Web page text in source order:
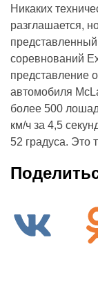
Никаких
разглашается,
соревнований
представление
автомобиля
более 500
км/ч за 4,5
52 градуса. Это